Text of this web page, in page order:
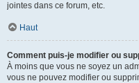
jointes dans ce forum, etc.
Haut
Comment puis-je modifier ou
À moins que vous ne soyez un
vous ne pouvez modifier ou